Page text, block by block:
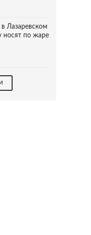
Лазаревском
носят по жаре